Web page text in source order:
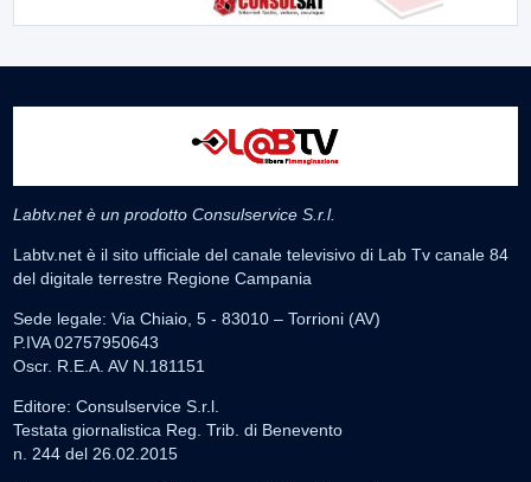
Labtv.net è un prodotto Consulservice S.r.l.
Labtv.net è il sito ufficiale del canale televisivo di Lab Tv canale 84
del digitale terrestre Regione Campania
Sede legale: Via Chiaio, 5 - 83010 – Torrioni (AV)
P.IVA 02757950643
Oscr. R.E.A. AV N.181151
Editore: Consulservice S.r.l.
Testata giornalistica Reg. Trib. di Benevento
n. 244 del 26.02.2015